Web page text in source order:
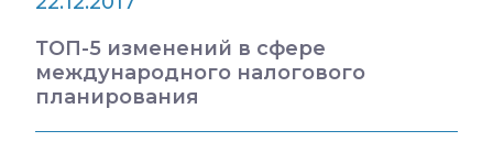
ТОП-5 изменений в сфере
международного налогового
планирования